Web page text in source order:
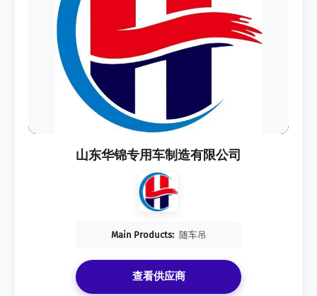
山东华锦专用车制造有限公司
Main Products: 随车吊
查看供应商